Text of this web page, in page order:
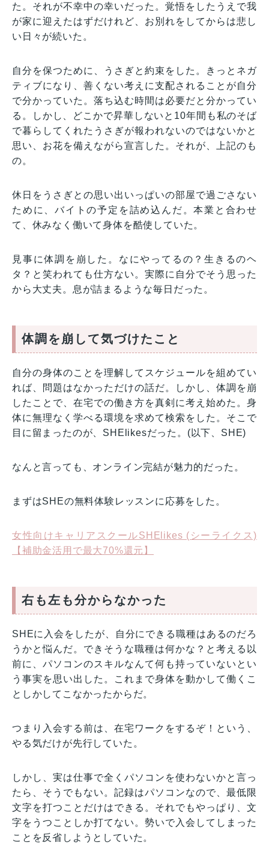
た。それが不幸中の幸いだった。覚悟をしたうえで我
が家に迎えたはずだけれど、お別れをしてからは悲し
い日々が続いた。
自分を保つために、うさぎと約束をした。きっとネガ
ティブになり、善くない考えに支配されることが自分
で分かっていた。落ち込む時間は必要だと分かってい
る。しかし、どこかで昇華しないと10年間も私のそば
で暮らしてくれたうさぎが報われないのではないかと
思い、お花を備えながら宣言した。それが、上記のも
の。
休日をうさぎとの思い出いっぱいの部屋で過ごさない
ために、バイトの予定を詰め込んだ。本業と合わせ
て、休みなく働いて身体を酷使していた。
見事に体調を崩した。なにやってるの？生きるのヘ
タ？と笑われても仕方ない。実際に自分でそう思った
から大丈夫。息が詰まるような毎日だった。
体調を崩して気づけたこと
自分の身体のことを理解してスケジュールを組めてい
れば、問題はなかっただけの話だ。しかし、体調を崩
したことで、在宅での働き方を真剣に考え始めた。身
体に無理なく学べる環境を求めて検索をした。そこで
目に留まったのが、SHElikesだった。(以下、SHE)
なんと言っても、オンライン完結が魅力的だった。
まずはSHEの無料体験レッスンに応募をした。
女性向けキャリアスクールSHElikes (シーライクス)
【補助金活用で最大70%還元】
右も左も分からなかった
SHEに入会をしたが、自分にできる職種はあるのだろ
うかと悩んだ。できそうな職種は何かな？と考える以
前に、パソコンのスキルなんて何も持っていないとい
う事実を思い出した。これまで身体を動かして働くこ
としかしてこなかったからだ。
つまり入会する前は、在宅ワークをするぞ！という、
やる気だけが先行していた。
しかし、実は仕事で全くパソコンを使わないかと言っ
たら、そうでもない。記録はパソコンなので、最低限
文字を打つことだけはできる。それでもやっぱり、文
字をうつことしか打てない。勢いで入会してしまった
ことを反省しようとしていた。